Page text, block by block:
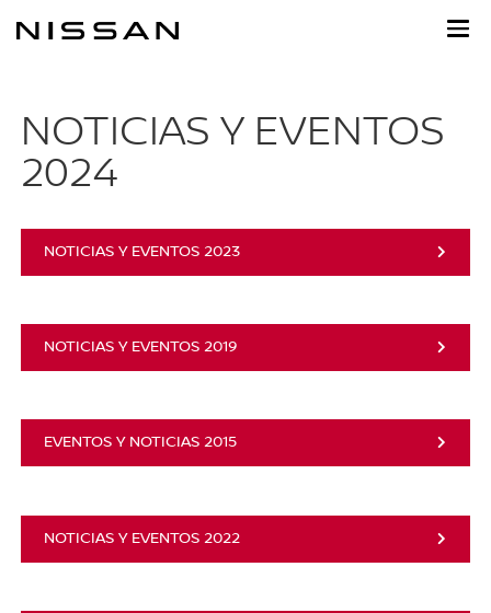
NOTICIAS Y EVENTOS
2024
NOTICIAS Y EVENTOS 2023
NOTICIAS Y EVENTOS 2019
EVENTOS Y NOTICIAS 2015
NOTICIAS Y EVENTOS 2022